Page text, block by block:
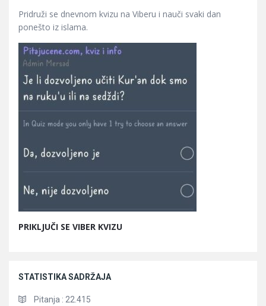
Pridruži se dnevnom kvizu na Viberu i nauči svaki dan
ponešto iz islama.
PRIKLJUČI SE VIBER KVIZU
STATISTIKA SADRŽAJA
Pitanja : 22.415